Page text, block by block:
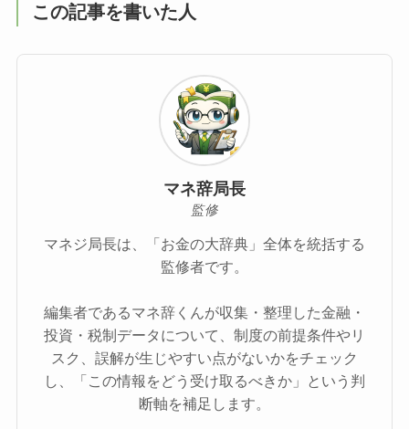
この記事を書いた人
マネ辞局長
監修
マネジ局長は、「お金の大辞典」全体を統括する
監修者です。
編集者であるマネ辞くんが収集・整理した金融・
投資・税制データについて、制度の前提条件やリ
スク、誤解が生じやすい点がないかをチェック
し、「この情報をどう受け取るべきか」という判
断軸を補足します。